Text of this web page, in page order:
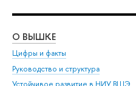
О ВЫШКЕ
Цифры и факты
Руководство и структура